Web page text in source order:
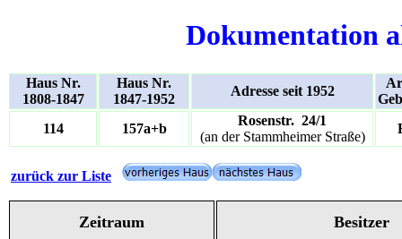
Dokumentation
Haus Nr.
1808-1847
Haus Nr.
1847-1952
Adresse seit 1952
114
157a+b
Rosenstr. 24/1
(an der Stammheimer Straße)
zurück zur Liste
Zeitraum Besitzer